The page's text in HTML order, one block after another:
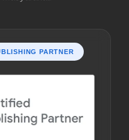
PARTNER